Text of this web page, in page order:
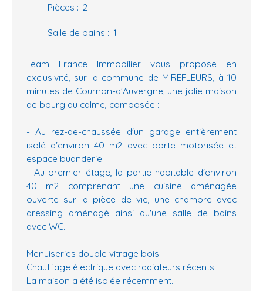
Pièces : 2
Salle de bains : 1
Team France Immobilier vous propose en
exclusivité, sur la commune de MIREFLEURS, à 10
minutes de Cournon-d'Auvergne, une jolie maison
de bourg au calme, composée :
- Au rez-de-chaussée d'un garage entièrement
isolé d'environ 40 m2 avec porte motorisée et
espace buanderie.
- Au premier étage, la partie habitable d'environ
40 m2 comprenant une cuisine aménagée
ouverte sur la pièce de vie, une chambre avec
dressing aménagé ainsi qu'une salle de bains
avec WC.
Menuiseries double vitrage bois.
Chauffage électrique avec radiateurs récents.
La maison a été isolée récemment.